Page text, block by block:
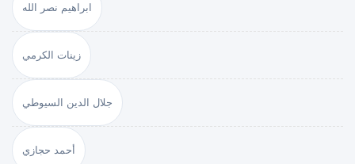
ابراهيم نصر الله
زينات الكرمي
جلال الدين السيوطي
أحمد حجازي